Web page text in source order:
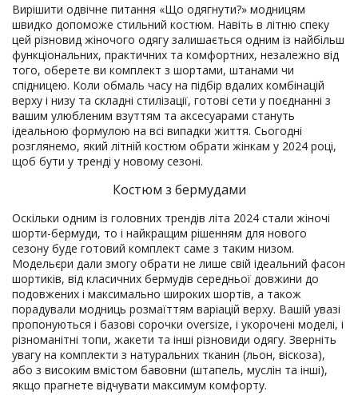
Вирішити одвічне питання «Що одягнути?» модницям
швидко допоможе стильний костюм. Навіть в літню спеку
цей різновид жіночого одягу залишається одним із найбільш
функціональних, практичних та комфортних, незалежно від
того, оберете ви комплект з шортами, штанами чи
спідницею. Коли обмаль часу на підбір вдалих комбінацій
верху і низу та складні стилізації, готові сети у поєднанні з
вашим улюбленим взуттям та аксесуарами стануть
ідеальною формулою на всі випадки життя. Сьогодні
розглянемо, який літній костюм обрати жінкам у 2024 році,
щоб бути у тренді у новому сезоні.
Костюм з бермудами
Оскільки одним із головних трендів літа 2024 стали жіночі
шорти-бермуди, то і найкращим рішенням для нового
сезону буде готовий комплект саме з таким низом.
Модельєри дали змогу обрати не лише свій ідеальний фасон
шортиків, від класичних бермудів середньої довжини до
подовжених і максимально широких шортів, а також
порадували модниць розмаїттям варіацій верху. Вашій увазі
пропонуються і базові сорочки oversize, і укорочені моделі, і
різноманітні топи, жакети та інші різновиди одягу. Зверніть
увагу на комплекти з натуральних тканин (льон, віскоза),
або з високим вмістом бавовни (штапель, муслін та інші),
якщо прагнете відчувати максимум комфорту.